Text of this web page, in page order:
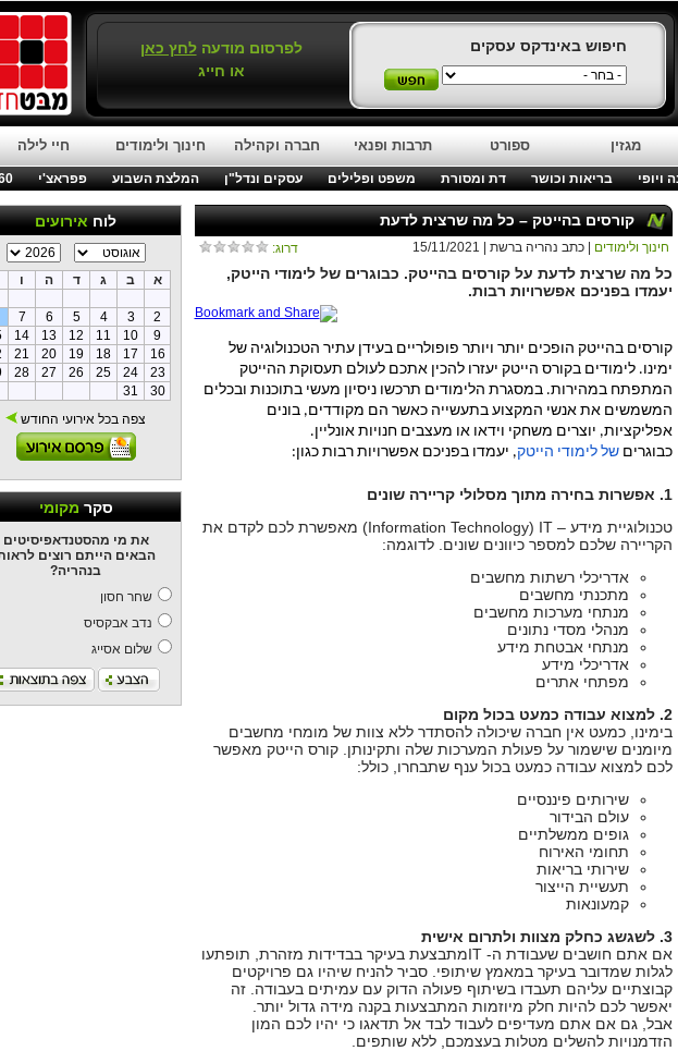
חיפוש באינדקס עסקים לפרסום מודעהלחץ כאן
או חייג
מגזין ספורט תרבות ופנאי חברה וקהילה חינוך ולימודים חיי לילה
ויופי בריאות וכושר דת ומסורת משפט ופלילים עסקים ונדל"ן המלצת השבוע פפראצ'י
לוחאירועים
א ב ג ד ה ו
2
3
4
5
6
7
9
10
11
12
13
14
16
17
18
19
20
21
23
24
25
26
27
28
30
31
צפה בכל אירועי החודש
סקרמקומי
את מי מהסטנדאפיסיטים
הבאים הייתם רוצים
בנהריה?
שחר חסון
נדב אבקסיס
שלום אסייג
קורסים בהייטק – כל מה שרצית לדעת
דרוג: חינוך ולימודים | כתב נהריה ברשת | 15/11/2021
כל מה שרצית לדעת על קורסים בהייטק. כבוגרים של לימודי הייטק,
יעמדו בפניכם אפשרויות רבות.
קורסים בהייטק הופכים יותר ויותר פופולריים בעידן עתיר הטכנולוגיה של
ימינו. לימודים בקורס הייטק יעזרו להכין אתכם לעולם תעסוקת ההייטק
המתפתח במהירות. במסגרת הלימודים תרכשו ניסיון מעשי בתוכנות ובכלים
המשמשים את אנשי המקצוע בתעשייה כאשר הם מקודדים, בונים
אפליקציות, יוצרים משחקי וידאו או מעצבים חנויות אונליין.
כבוגריםשל לימודי הייטק, יעמדו בפניכם אפשרויות רבות כגון:
1. אפשרות בחירה מתוך מסלולי קריירה שונים
טכנולוגיית מידע –IT
(
Information Technology) מאפשרת לכם לקדם את
הקריירה שלכם למספר כיוונים שונים. לדוגמה:
אדריכלי רשתות מחשבים
מתכנתי מחשבים
מנתחי מערכות מחשבים
מנהלי מסדי נתונים
מנתחי אבטחת מידע
אדריכלי מידע
מפתחי אתרים
2. למצוא עבודה כמעט בכול מקום
בימינו, כמעט אין חברה שיכולה להסתדר ללא צוות של מומחי מחשבים
מיומנים שישמור על פעולת המערכות שלה ותקינותן. קורס הייטק מאפשר
לכם למצוא עבודה כמעט בכול ענף שתבחרו, כולל:
שירותים פיננסיים
עולם הבידור
גופים ממשלתיים
תחומי האירוח
שירותי בריאות
תעשיית הייצור
קמעונאות
3. לשגשג כחלק מצוות ולתרום אישית
אם אתם חושבים שעבודת ה- IT
מתבצעת בעיקר בבדידות מזהרת, תופתעו
לגלות שמדובר בעיקר במאמץ שיתופי. סביר להניח שיהיו גם פרויקטים
קבוצתיים עליהם תעבדו בשיתוף פעולה הדוק עם עמיתים בעבודה. זה
יאפשר לכם להיות חלק מיוזמות המתבצעות בקנה מידה גדול יותר.
אבל, גם אם אתם מעדיפים לעבוד לבד אל תדאגו כי יהיו לכם המון
הזדמנויות להשלים מטלות בעצמכם, ללא שותפים.